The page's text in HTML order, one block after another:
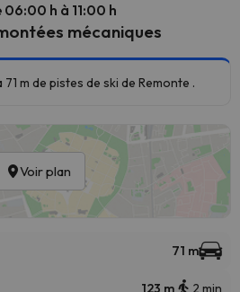
06:00 h à 11:00 h
mécaniques
71 m de pistes de ski de Remonte .
Voir plan
71 m
123 m 2 min